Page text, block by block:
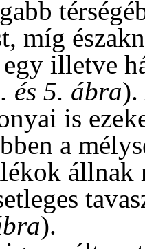
míg
illetve
és 5. ábra).
is
a
állnak
).